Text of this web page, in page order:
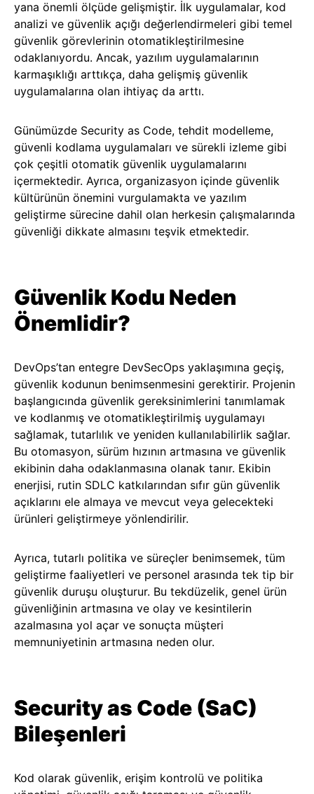
yana önemli ölçüde gelişmiştir. İlk uygulamalar, kod
analizi ve güvenlik açığı değerlendirmeleri gibi temel
güvenlik görevlerinin otomatikleştirilmesine
odaklanıyordu. Ancak, yazılım uygulamalarının
karmaşıklığı arttıkça, daha gelişmiş güvenlik
uygulamalarına olan ihtiyaç da arttı.
Günümüzde Security as Code, tehdit modelleme,
güvenli kodlama uygulamaları ve sürekli izleme gibi
çok çeşitli otomatik güvenlik uygulamalarını
içermektedir. Ayrıca, organizasyon içinde güvenlik
kültürünün önemini vurgulamakta ve yazılım
geliştirme sürecine dahil olan herkesin çalışmalarında
güvenliği dikkate almasını teşvik etmektedir.
Güvenlik Kodu Neden
Önemlidir?
DevOps’tan entegre DevSecOps yaklaşımına geçiş,
güvenlik kodunun benimsenmesini gerektirir. Projenin
başlangıcında güvenlik gereksinimlerini tanımlamak
ve kodlanmış ve otomatikleştirilmiş uygulamayı
sağlamak, tutarlılık ve yeniden kullanılabilirlik sağlar.
Bu otomasyon, sürüm hızının artmasına ve güvenlik
ekibinin daha odaklanmasına olanak tanır. Ekibin
enerjisi, rutin SDLC katkılarından sıfır gün güvenlik
açıklarını ele almaya ve mevcut veya gelecekteki
ürünleri geliştirmeye yönlendirilir.
Ayrıca, tutarlı politika ve süreçler benimsemek, tüm
geliştirme faaliyetleri ve personel arasında tek tip bir
güvenlik duruşu oluşturur. Bu tekdüzelik, genel ürün
güvenliğinin artmasına ve olay ve kesintilerin
azalmasına yol açar ve sonuçta müşteri
memnuniyetinin artmasına neden olur.
Security as Code (SaC)
Bileşenleri
Kod olarak güvenlik, erişim kontrolü ve politika